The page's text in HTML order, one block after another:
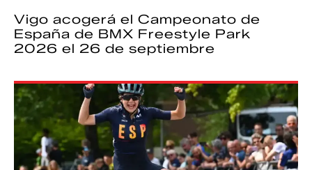
Vigo acogerá el Campeonato de
España de BMX Freestyle Park
2026 el 26 de septiembre